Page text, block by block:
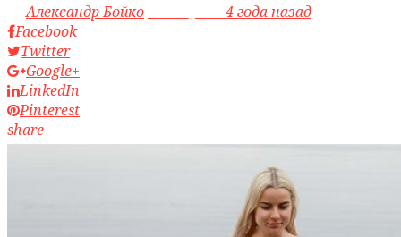
byАлександр Бойко
4 года назад
Facebook
Twitter
Google+
LinkedIn
Pinterest
share